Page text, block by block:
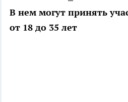
В нем могут принять
от 18 до 35 лет